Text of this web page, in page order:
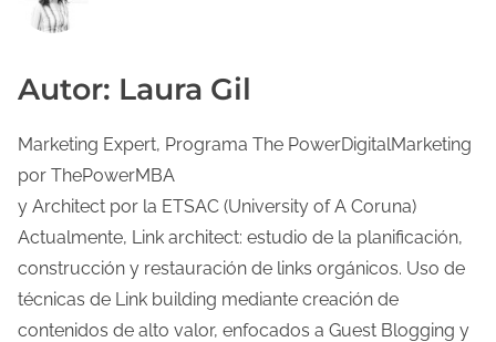
Autor: Laura Gil
Marketing Expert, Programa The PowerDigitalMarketing
por ThePowerMBA
y Architect por la ETSAC (University of A Coruna)
Actualmente, Link architect: estudio de la planificación,
construcción y restauración de links orgánicos. Uso de
técnicas de Link building mediante creación de
contenidos de alto valor, enfocados a Guest Blogging y